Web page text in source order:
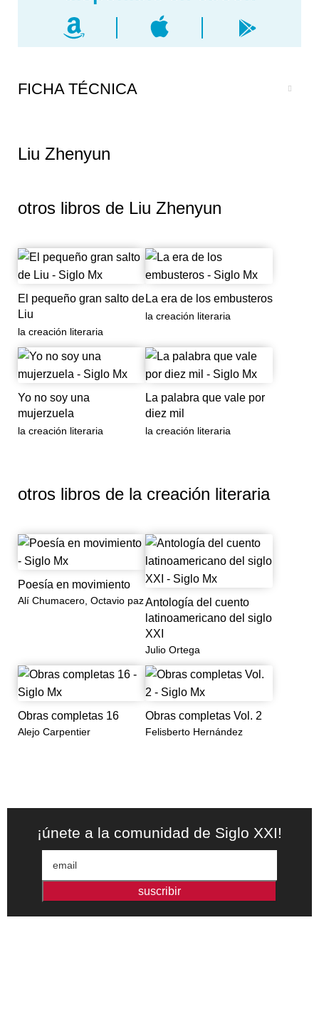
FICHA TÉCNICA
Liu Zhenyun
otros libros de Liu Zhenyun
El pequeño gran salto de
Liu
la creación literaria
La era de los embusteros
la creación literaria
Yo no soy una
mujerzuela
la creación literaria
La palabra que vale por
diez mil
la creación literaria
otros libros de la creación literaria
Poesía en movimiento
Alí Chumacero, Octavio pazAntología del cuento
latinoamericano del siglo
XXI
Julio Ortega
Obras completas 16
Alejo Carpentier
Obras completas Vol. 2
Felisberto Hernández
¡únete a la comunidad de Siglo XXI!
suscribir